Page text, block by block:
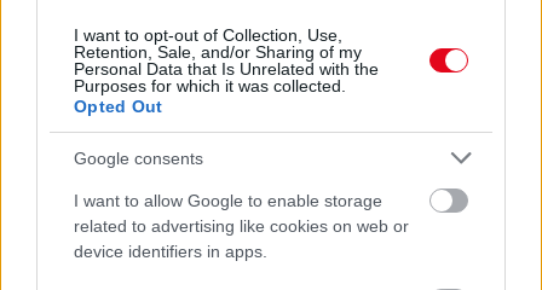
I want to opt-out of Collection, Use,
Retention, Sale, and/or Sharing of my
Personal Data that Is Unrelated with the
Purposes for which it was collected.
Opted Out
Google consents
I want to allow Google to enable storage
related to advertising like cookies on web or
device identifiers in apps.